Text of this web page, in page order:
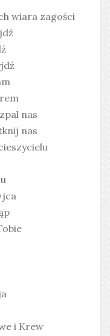
wiara zagości
nas
nas
i Krew